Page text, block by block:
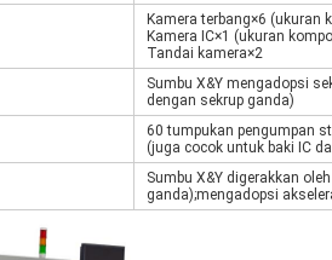
Kamera terbang×6 (ukuran
Kamera IC×1 (ukuran
Tandai kamera×2
Sumbu X&Y mengadopsi
dengan sekrup ganda)
60 tumpukan pengumpan
(juga cocok untuk baki IC
Sumbu X&Y digerakkan
ganda);mengadopsi